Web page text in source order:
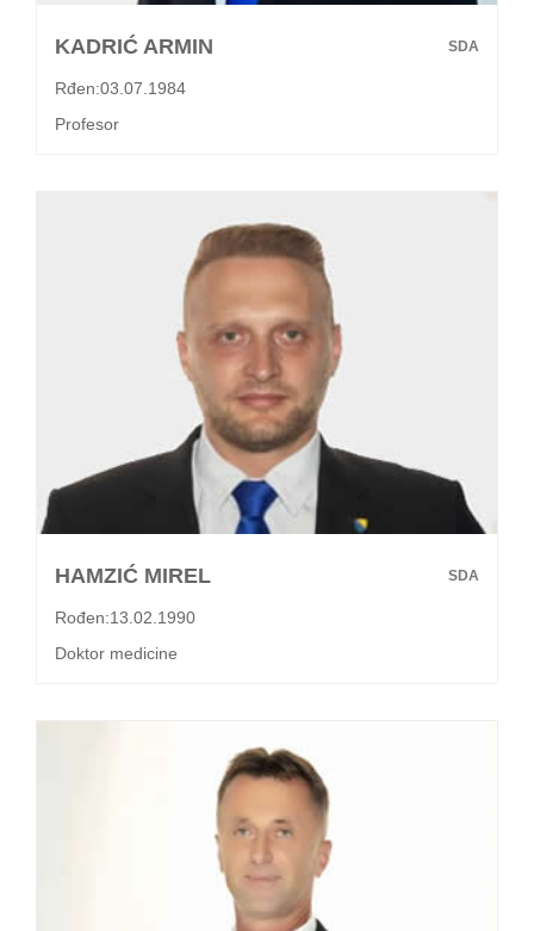
KADRIĆ ARMIN SDA
Rđen:03.07.1984
Profesor
HAMZIĆ MIREL SDA
Rođen:13.02.1990
Doktor medicine